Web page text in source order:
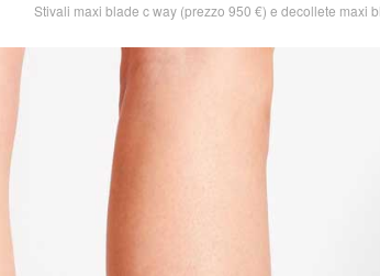
Stivali maxi blade c way (prezzo 950 €) e decollete maxi